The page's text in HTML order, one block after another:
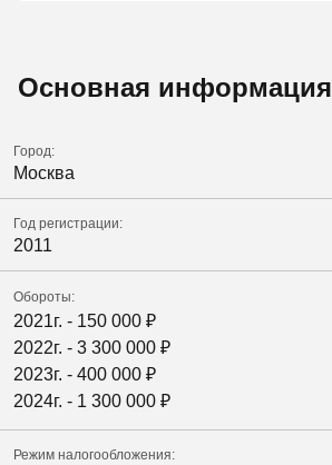
Основная информация
Город:
Москва
Год регистрации:
2011
Обороты:
2021г. - 150 000 ₽
2022г. - 3 300 000 ₽
2023г. - 400 000 ₽
2024г. - 1 300 000 ₽
Режим налогообложения: